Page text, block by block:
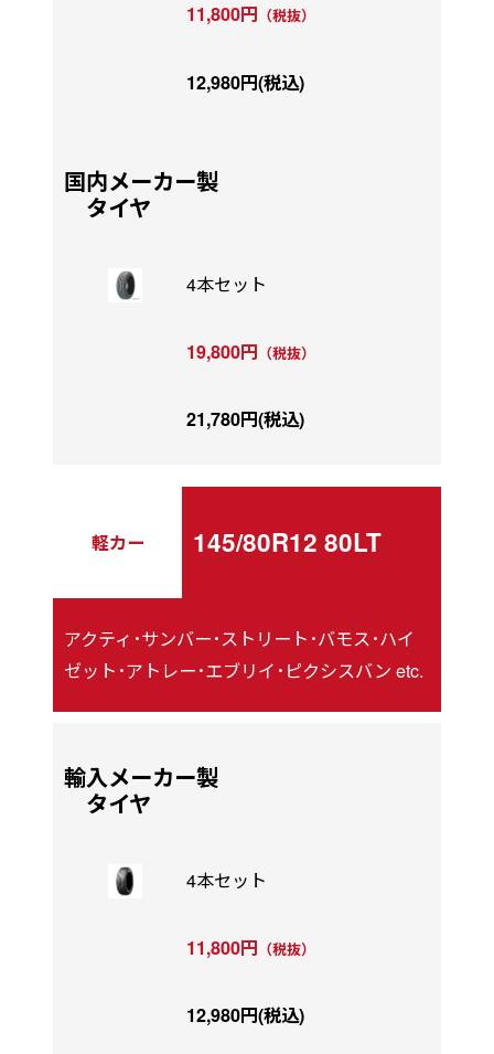
11,800円 （税抜）
12,980円(税込)
国内メーカー製
タイヤ
4本セット
19,800円 （税抜）
21,780円(税込)
軽カー 145/80R12 80LT
アクティ･サンバー･ストリート･バモス･ハイ
ゼット･アトレー･エブリイ･ピクシスバン etc.
輸入メーカー製
タイヤ
4本セット
11,800円 （税抜）
12,980円(税込)